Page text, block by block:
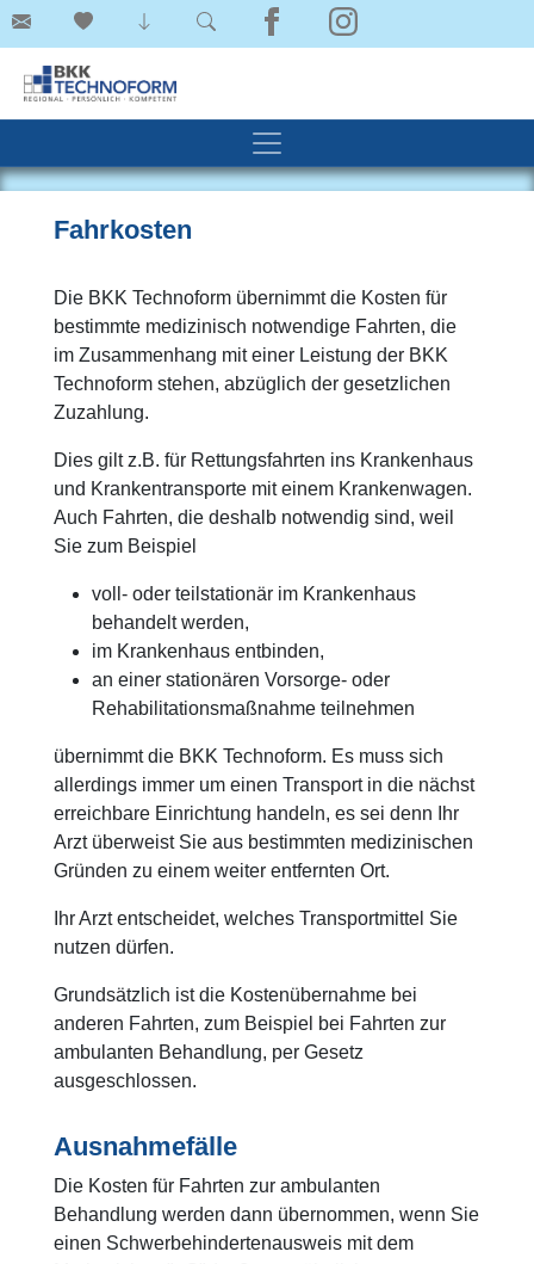
Fahrkosten
Die BKK Technoform übernimmt die Kosten für
bestimmte medizinisch notwendige Fahrten, die
im Zusammenhang mit einer Leistung der BKK
Technoform stehen, abzüglich der gesetzlichen
Zuzahlung.
Dies gilt z.B. für Rettungsfahrten ins Krankenhaus
und Krankentransporte mit einem Krankenwagen.
Auch Fahrten, die deshalb notwendig sind, weil
Sie zum Beispiel
voll- oder teilstationär im Krankenhaus
behandelt werden,
im Krankenhaus entbinden,
an einer stationären Vorsorge- oder
Rehabilitationsmaßnahme teilnehmen
übernimmt die BKK Technoform. Es muss sich
allerdings immer um einen Transport in die nächst
erreichbare Einrichtung handeln, es sei denn Ihr
Arzt überweist Sie aus bestimmten medizinischen
Gründen zu einem weiter entfernten Ort.
Ihr Arzt entscheidet, welches Transportmittel Sie
nutzen dürfen.
Grundsätzlich ist die Kostenübernahme bei
anderen Fahrten, zum Beispiel bei Fahrten zur
ambulanten Behandlung, per Gesetz
ausgeschlossen.
Ausnahmefälle
Die Kosten für Fahrten zur ambulanten
Behandlung werden dann übernommen, wenn Sie
einen Schwerbehindertenausweis mit dem